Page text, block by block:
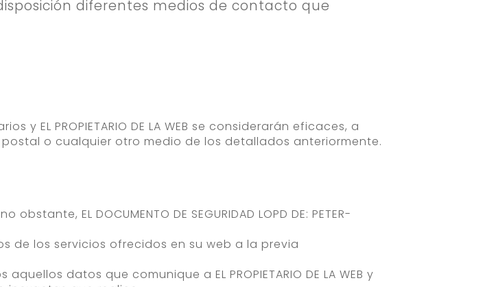
diferentes medios de contacto que
EL PROPIETARIO DE LA WEB se considerarán eficaces, a
o cualquier otro medio de los detallados anteriormente.
EL DOCUMENTO DE SEGURIDAD LOPD DE: PETER-
de los servicios ofrecidos en su web a la previa
datos que comunique a EL PROPIETARIO DE LA WEB y